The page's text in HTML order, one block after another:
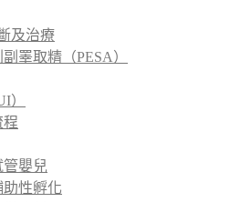
及治療
睪取精（PESA）
）
程
管嬰兒
性孵化